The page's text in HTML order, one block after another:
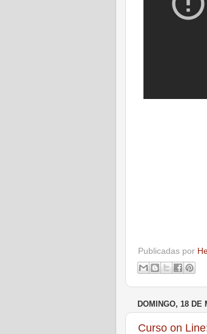
Publicadas por
DOMINGO, 18 DE
Curso on